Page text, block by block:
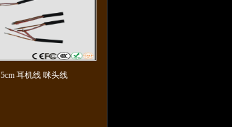
5cm 耳机线 咪头线